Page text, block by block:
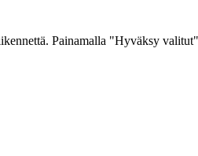
Painamalla "Hyväksy